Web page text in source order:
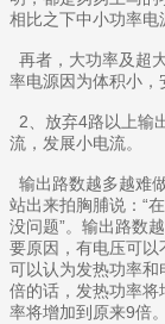
相比之下中小功率电
再者，大功率及超
率电源因为体积小，
2、放弃4路以上输
流，发展小电流。
输出路数越多越难
站出来拍胸脯说：“
没问题”。输出路数
要原因，有电压可
可以认为发热功率
倍的话，发热功率
率将增加到原来9倍